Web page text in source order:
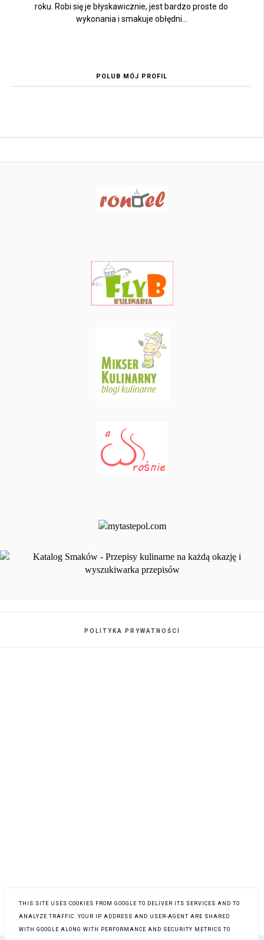
roku. Robi się je błyskawicznie, jest bardzo proste do
wykonania i smakuje obłędni...
POLUB MÓJ PROFIL
POLITYKA PRYWATNOŚCI
THIS SITE USES COOKIES FROM GOOGLE TO DELIVER ITS SERVICES AND TO
ANALYZE TRAFFIC. YOUR IP ADDRESS AND USER-AGENT ARE SHARED
WITH GOOGLE ALONG WITH PERFORMANCE AND SECURITY METRICS TO